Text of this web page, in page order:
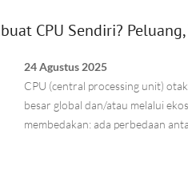
CPU Sendiri?
24 Agustus 2025
CPU (central processing unit)
besar global dan/atau melalui
membedakan: ada perbedaan